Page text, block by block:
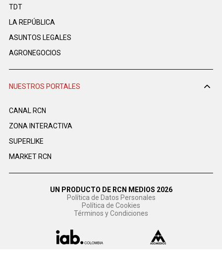
TDT
LA REPÚBLICA
ASUNTOS LEGALES
AGRONEGOCIOS
NUESTROS PORTALES
CANAL RCN
ZONA INTERACTIVA
SUPERLIKE
MARKET RCN
UN PRODUCTO DE RCN MEDIOS 2026
Política de Datos Personales
Política de Cookies
Términos y Condiciones